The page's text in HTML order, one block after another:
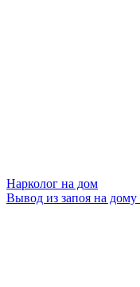
Нарколог на дом
Вывод из запоя на дому